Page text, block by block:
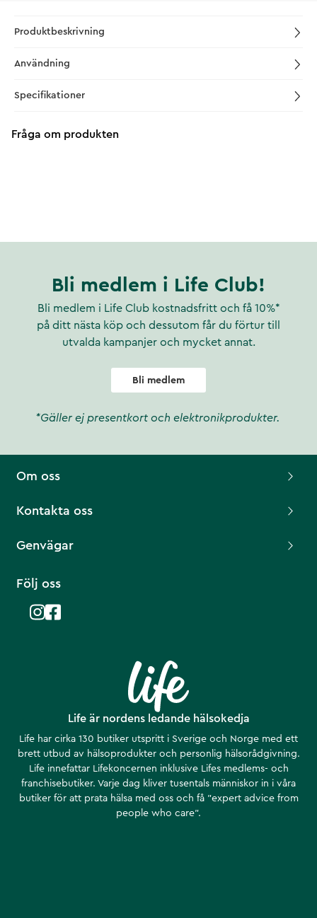
Produktbeskrivning
Användning
Specifikationer
Fråga om produkten
Bli medlem i Life Club!
Bli medlem i Life Club kostnadsfritt och få 10%*
på ditt nästa köp och dessutom får du förtur till
utvalda kampanjer och mycket annat.
Bli medlem
*Gäller ej presentkort och elektronikprodukter.
Life är nordens ledande hälsokedja
Life har cirka 130 butiker utspritt i Sverige och Norge med ett
brett utbud av hälsoprodukter och personlig hälsorådgivning.
Life innefattar Lifekoncernen inklusive Lifes medlems- och
franchisebutiker. Varje dag kliver tusentals människor in i våra
butiker för att prata hälsa med oss och få ”expert advice from
people who care”.
Om oss
Kontakta oss
Genvägar
Följ oss